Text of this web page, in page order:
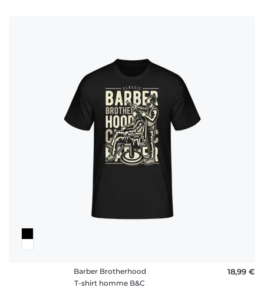
Barber Brotherhood
T-shirt homme B&C
18,99 €